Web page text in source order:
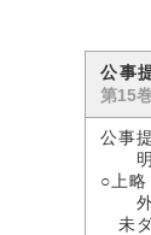
公事
第15
公事
明
○上略
外
未ダ